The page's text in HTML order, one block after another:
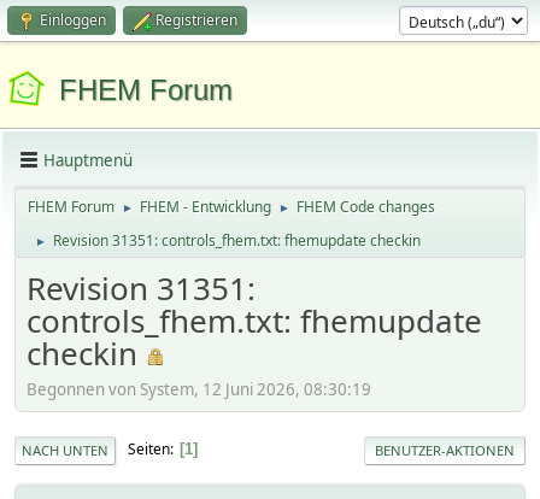
Einloggen Registrieren
FHEM Forum
Hauptmenü
FHEM Forum ► FHEM - Entwicklung ► FHEM Code changes
► Revision 31351: controls_fhem.txt: fhemupdate checkin
Revision 31351:
controls_fhem.txt: fhemupdate
checkin
Begonnen von System, 12 Juni 2026, 08:30:19
NACH UNTEN Seiten 1 BENUTZER-AKTIONEN